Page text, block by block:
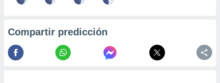
Compartir predicción